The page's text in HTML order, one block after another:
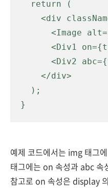
}
예제 코드에서는 img 태그
태그에는 on 속성과 abc 속
참고로 on 속성은 display